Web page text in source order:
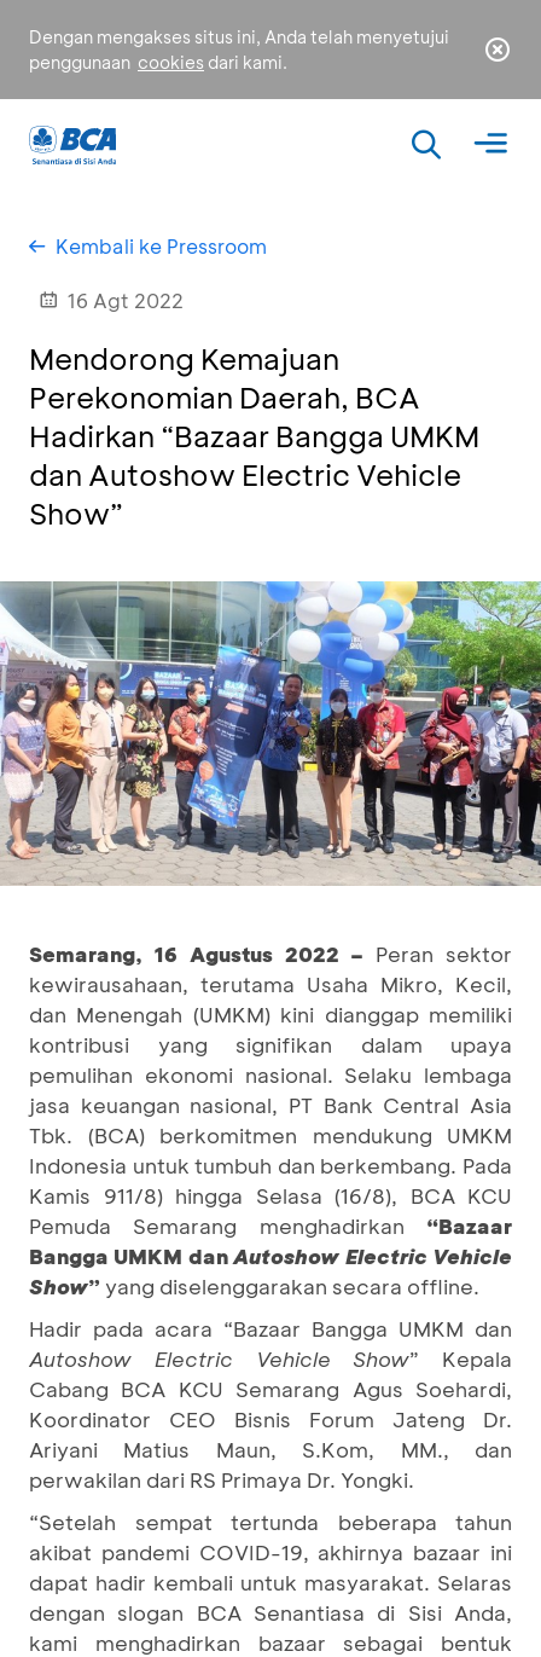
Dengan mengakses situs ini, Anda telah menyetujui
penggunaan cookies dari kami.
Kembali ke Pressroom
16 Agt 2022
Mendorong Kemajuan
Perekonomian Daerah, BCA
Hadirkan “Bazaar Bangga UMKM
dan Autoshow Electric Vehicle
Show”
Semarang, 16 Agustus 2022 – Peran sektor
kewirausahaan, terutama Usaha Mikro, Kecil,
dan Menengah (UMKM) kini dianggap memiliki
kontribusi yang signifikan dalam upaya
pemulihan ekonomi nasional. Selaku lembaga
jasa keuangan nasional, PT Bank Central Asia
Tbk. (BCA) berkomitmen mendukung UMKM
Indonesia untuk tumbuh dan berkembang. Pada
Kamis 911/8) hingga Selasa (16/8), BCA KCU
Pemuda Semarang menghadirkan “Bazaar
Bangga UMKM danAutoshow Electric Vehicle
Show” yang diselenggarakan secara offline.
Hadir pada acara “Bazaar Bangga UMKM dan
Autoshow Electric Vehicle Show” Kepala
Cabang BCA KCU Semarang Agus Soehardi,
Koordinator CEO Bisnis Forum Jateng Dr.
Ariyani Matius Maun, S.Kom, MM., dan
perwakilan dari RS Primaya Dr. Yongki.
“Setelah sempat tertunda beberapa tahun
akibat pandemi COVID-19, akhirnya bazaar ini
dapat hadir kembali untuk masyarakat. Selaras
dengan slogan BCA Senantiasa di Sisi Anda,
kami menghadirkan bazaar sebagai bentuk